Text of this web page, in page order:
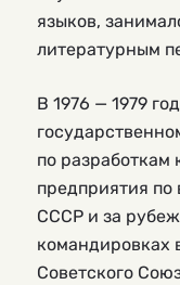
языков,
литературным
В 1976 — 1979
по разработкам
предприятия
СССР и за
командировках
Советского